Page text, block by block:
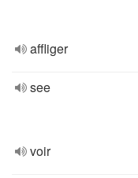
affliger
see
voir